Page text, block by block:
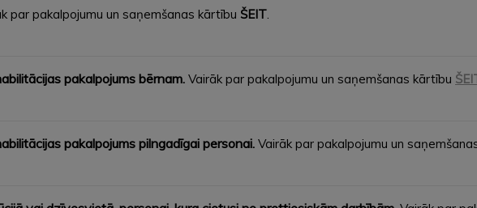
par pakalpojumu un saņemšanas kārtību ŠEIT.
pakalpojums bērnam. Vairāk par pakalpojumu un saņemšanas kārtību
pakalpojums pilngadīgai personai. Vairāk par pakalpojumu un